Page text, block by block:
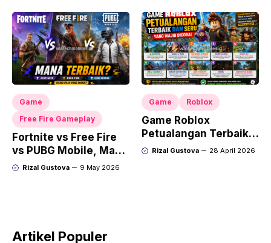
Game
Free Fire Gameplay
Fortnite vs Free Fire
vs PUBG Mobile, Mana
Terbaik?
Rizal Gustova 9 May 2026
Game Roblox
Game Roblox
Petualangan Terbaik
dan Seru yang Wajib
Rizal Gustova 28 April 2026
Artikel Populer